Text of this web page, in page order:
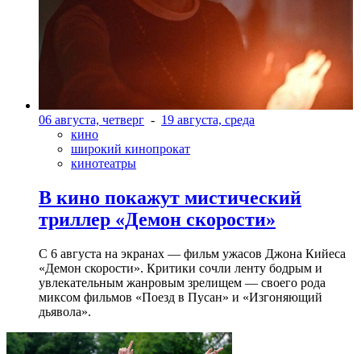
06 августа, четверг - 19 августа, среда
кино
широкий кинопрокат
кинотеатры
В кино покажут мистический
триллер «Демон скорости»
С 6 августа на экранах — фильм ужасов Джона Кийеса
«Демон скорости». Критики сочли ленту бодрым и
увлекательным жанровым зрелищeм — своего рода
миксом фильмов «Поезд в Пусан» и «Изгоняющий
дьявола».